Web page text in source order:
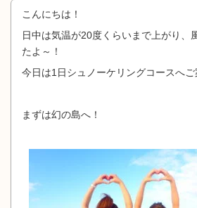
こんにちは！
日中は気温が20度くらいまで上がり、
たよ～！
今日は1日シュノーケリングコースへご
まずは幻の島へ！